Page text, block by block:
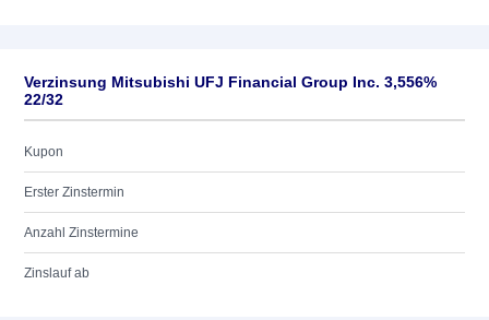
Verzinsung Mitsubishi UFJ Financial Group Inc. 3,556%
22/32
Kupon
Erster Zinstermin
Anzahl Zinstermine
Zinslauf ab